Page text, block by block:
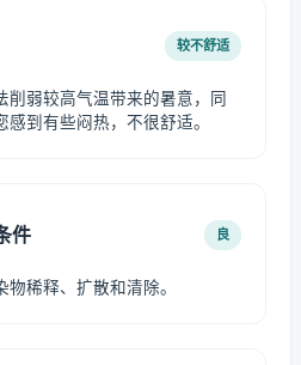
较不舒适
削弱较高气温带来的暑意，同
到有些闷热，不很舒适。
件 良
稀释、扩散和清除。